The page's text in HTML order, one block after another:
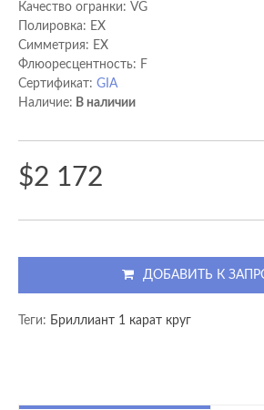
Качество огранки: VG
Полировка: EX
Cимметрия: EX
Флюоресцентность: F
Сертификат: GIA
Наличие: В наличии
$2 172
ДОБАВИТЬ К
Теги: Бриллиант 1 карат круг